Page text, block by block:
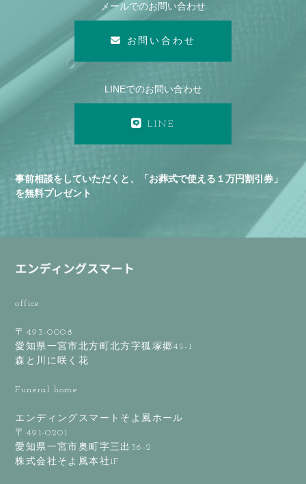
メールでのお問い合わせ
お問い合わせ
LINEでのお問い合わせ
LINE
事前相談をしていただくと、「お葬式で使える１万円割引券」
を無料プレゼント
office
〒493-0008
愛知県一宮市北方町北方字狐塚郷45-1
森と川に咲く花
Funeral home
エンディングスマートそよ風ホール
〒491-0201
愛知県一宮市奥町字三出36-2
株式会社そよ風本社1F